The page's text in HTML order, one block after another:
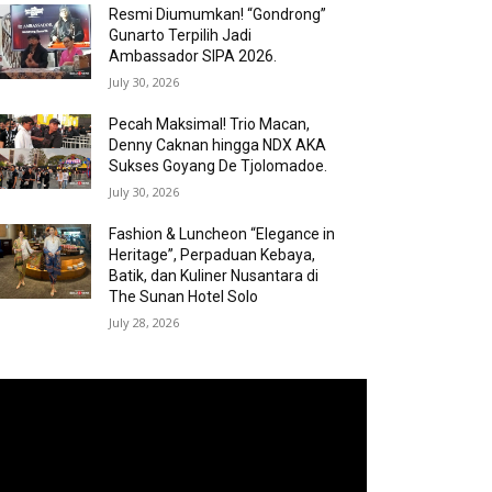
Resmi Diumumkan! “Gondrong”
Gunarto Terpilih Jadi
Ambassador SIPA 2026.
July 30, 2026
Pecah Maksimal! Trio Macan,
Denny Caknan hingga NDX AKA
Sukses Goyang De Tjolomadoe.
July 30, 2026
Fashion & Luncheon “Elegance in
Heritage”, Perpaduan Kebaya,
Batik, dan Kuliner Nusantara di
The Sunan Hotel Solo
July 28, 2026